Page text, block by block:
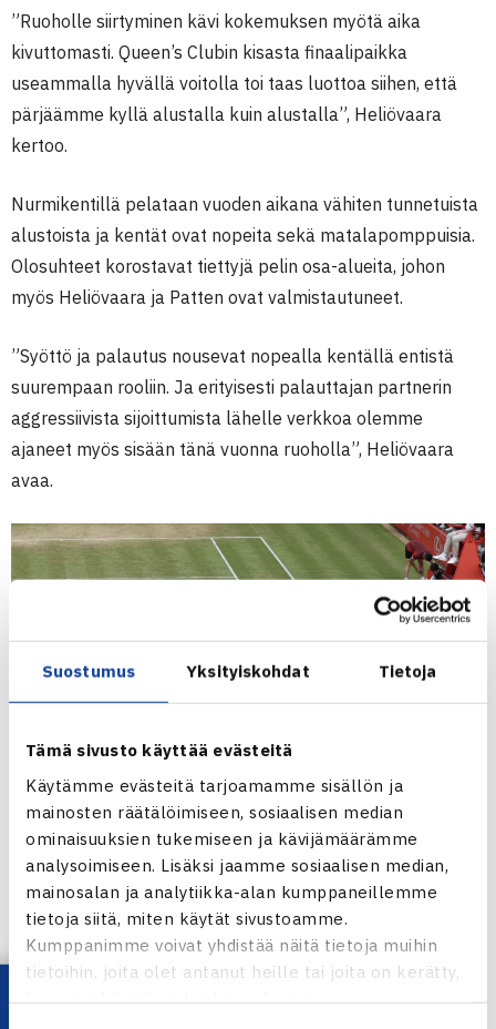
Suostumus Yksityiskohdat Tietoja
Tämä sivusto käyttää evästeitä
Käytämme evästeitä tarjoamamme sisällön ja
mainosten räätälöimiseen, sosiaalisen median
ominaisuuksien tukemiseen ja kävijämäärämme
analysoimiseen. Lisäksi jaamme sosiaalisen median,
mainosalan ja analytiikka-alan kumppaneillemme
tietoja siitä, miten käytät sivustoamme.
Kumppanimme voivat yhdistää näitä tietoja muihin
tietoihin, joita olet antanut heille tai joita on kerätty,
kun olet käyttänyt heidän palvelujaan.
”Ruoholle siirtyminen kävi kokemuksen myötä aika
kivuttomasti. Queen’s Clubin kisasta finaalipaikka
useammalla hyvällä voitolla toi taas luottoa siihen, että
pärjäämme kyllä alustalla kuin alustalla”, Heliövaara
kertoo.
Nurmikentillä pelataan vuoden aikana vähiten tunnetuista
alustoista ja kentät ovat nopeita sekä matalapomppuisia.
Olosuhteet korostavat tiettyjä pelin osa-alueita, johon
myös Heliövaara ja Patten ovat valmistautuneet.
”Syöttö ja palautus nousevat nopealla kentällä entistä
suurempaan rooliin. Ja erityisesti palauttajan partnerin
aggressiivista sijoittumista lähelle verkkoa olemme
ajaneet myös sisään tänä vuonna ruoholla”, Heliövaara
avaa.
Kuva: HSBC Championships
Tämän vuoden Wimbledon on 37-vuotiaalle Heliövaaralle
ensimmäinen kerta, kun suomalainen on ykkössijoitettu
grand slam -turnauksessa. Heliövaaran mukaan kaksikko